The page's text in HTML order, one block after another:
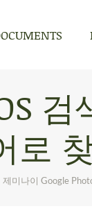
로
제미나이 Google